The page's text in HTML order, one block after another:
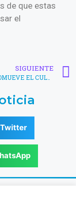
de que estas
el
SIGUIENTE
CA MAU PROMUEVE EL CULTIVO CIRCULAR DE CAMARONES RAS-IMTA PARA UNA ACUICULTURA SOSTENIBLE
Twitter